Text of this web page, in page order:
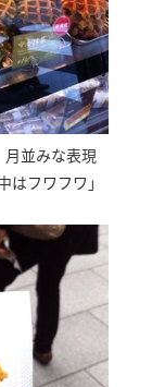
月並みな表現
フワフワ」